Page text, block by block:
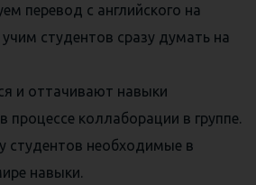
перевод с английского на
студентов сразу думать на
и оттачивают навыки
процессе коллаборации в группе.
студентов необходимые в
навыки.